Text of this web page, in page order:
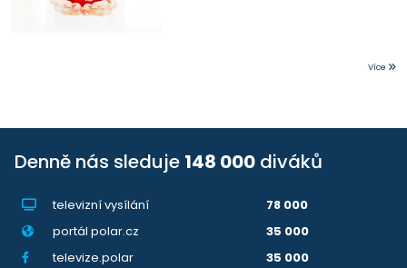
Více
Denně nás sleduje 148 000 diváků
televizní vysílání
78 000
portál polar.cz
35 000
televize.polar
35 000